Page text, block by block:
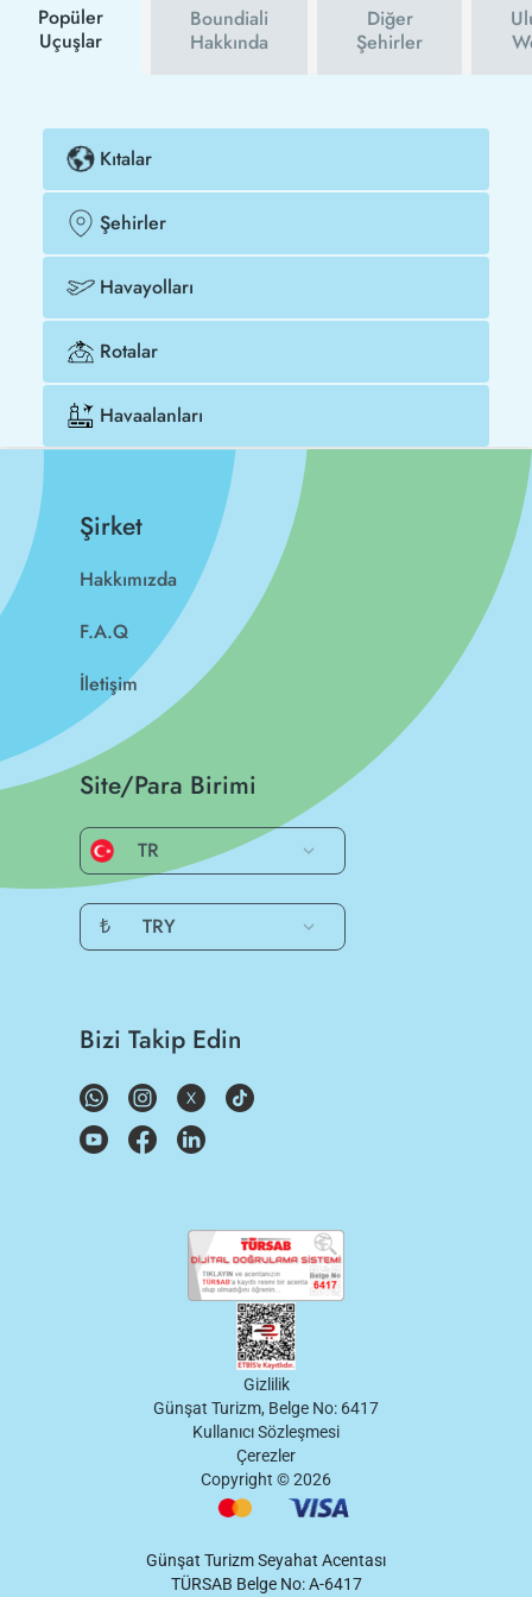
Popüler
Uçuşlar
Boundiali
Hakkında
Diğer
Şehirler
Kıtalar
Şehirler
Havayolları
Rotalar
Havaalanları
Şirket
Hakkımızda
F.A.Q
İletişim
Site/Para Birimi
TR
₺ TRY
Bizi Takip Edin
Gizlilik
Günşat Turizm, Belge No: 6417
Kullanıcı Sözleşmesi
Çerezler
Copyright ©2026
Günşat Turizm Seyahat Acentası
TÜRSAB Belge No: A-6417